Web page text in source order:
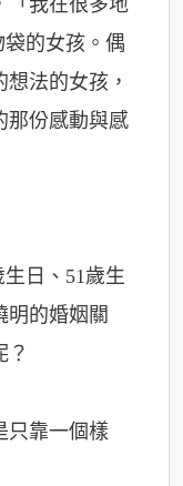
「我在很多地
袋的女孩。偶
法的女孩，
那份感動與感
生日、51歲生
明的婚姻關
？
只靠一個樣